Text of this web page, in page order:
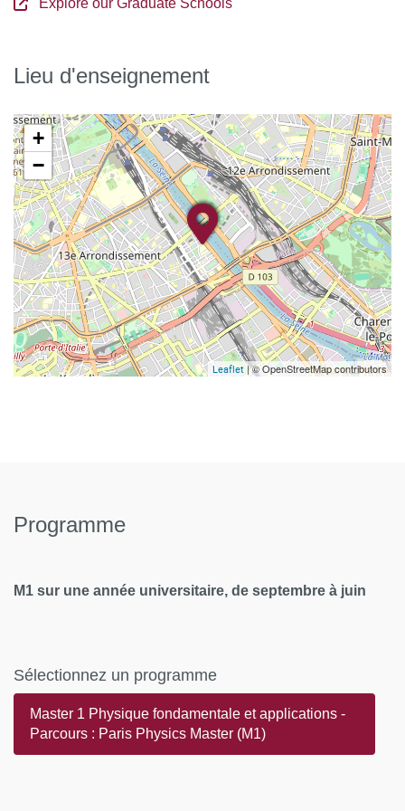
Lieu d'enseignement
+
−
Leaflet| © OpenStreetMap contributors
Programme
M1 sur une année universitaire, de septembre à juin
Sélectionnez un programme
Master 1 Physique fondamentale et applications -
Parcours : Paris Physics Master (M1)